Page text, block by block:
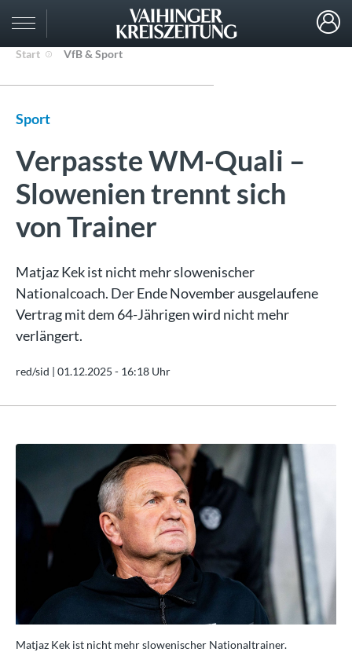
Start VfB & Sport
Sport
Verpasste WM-Quali –
Slowenien trennt sich
von Trainer
Matjaz Kek ist nicht mehr slowenischer
Nationalcoach. Der Ende November ausgelaufene
Vertrag mit dem 64-Jährigen wird nicht mehr
verlängert.
red/sid | 01.12.2025 - 16:18 Uhr
Matjaz Kek ist nicht mehr slowenischer Nationaltrainer.